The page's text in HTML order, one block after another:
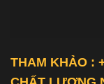
THAM KHẢO :